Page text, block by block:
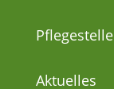
Pflegestelle
Aktuelles